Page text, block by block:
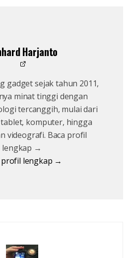
Harjanto
gadget sejak tahun 2011,
minat tinggi dengan
tercanggih, mulai dari
komputer, hingga
videografi. Baca profil
lengkap →
profil lengkap →